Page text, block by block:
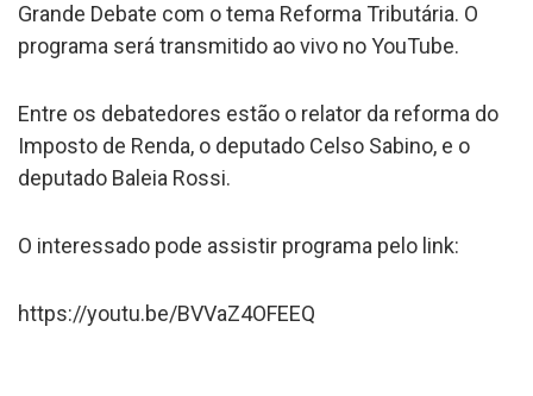
Grande Debate com o tema Reforma Tributária. O
programa será transmitido ao vivo no YouTube.
Entre os debatedores estão o relator da reforma do
Imposto de Renda, o deputado Celso Sabino, e o
deputado Baleia Rossi.
O interessado pode assistir programa pelo link:
https://youtu.be/BVVaZ4OFEEQ